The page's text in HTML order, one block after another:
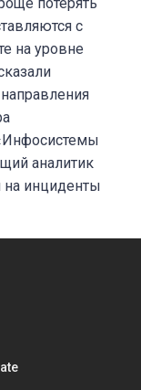
с
на уровне
аналитик
на инциденты